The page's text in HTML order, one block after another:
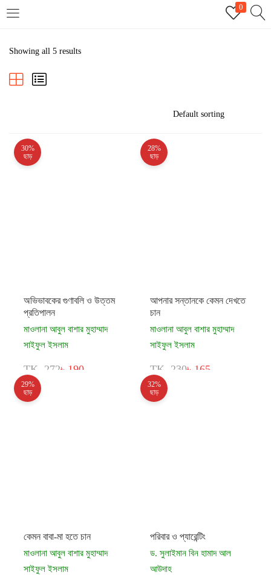
0
REGISTER
Showing all 5 results
30%
ছাড়
অভিভাবকের গুণাবলি ও উত্তম
প্রতিপালন
মাওলানা আবুল বাশার মুহাম্মাদ
সাইফুল ইসলাম
TK. 272৳ 190
28%
ছাড়
আপনার সন্তানকে কেমন দেখতে
চান
মাওলানা আবুল বাশার মুহাম্মাদ
সাইফুল ইসলাম
TK. 230৳ 165
29%
ছাড়
কেমন বাবা-মা হতে চান
মাওলানা আবুল বাশার মুহাম্মাদ
সাইফুল ইসলাম
32%
ছাড়
পরিবার ও প্যারেন্টিং
ড. সুলাইমান বিন হামাদ আল
আউদাহ